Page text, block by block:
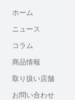
ホーム
ニュース
コラム
商品情報
取り扱い店舗
お問い合わせ